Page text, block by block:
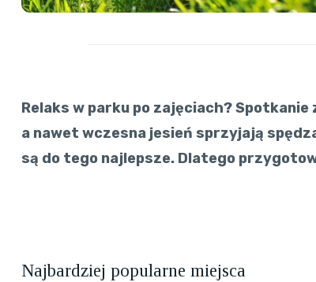
Relaks w parku po zajęciach?
a nawet wczesna jesień sprzyjają
są do tego najlepsze. Dlatego
Najbardziej popularne miejsca